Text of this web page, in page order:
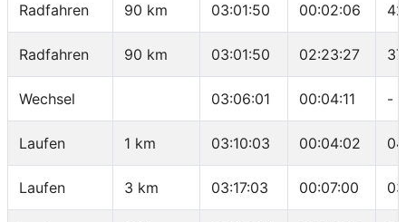
Radfahren 90 km 03:01:50 00:02:06
Radfahren 90 km 03:01:50 02:23:27
Wechsel 03:06:01 00:04:11 -
Laufen 1 km 03:10:03 00:04:02
Laufen 3 km 03:17:03 00:07:00